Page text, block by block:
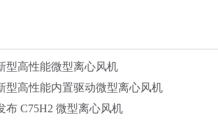
型高性能微型离心风机
型高性能内置驱动微型离心风机
布 C75H2 微型离心风机